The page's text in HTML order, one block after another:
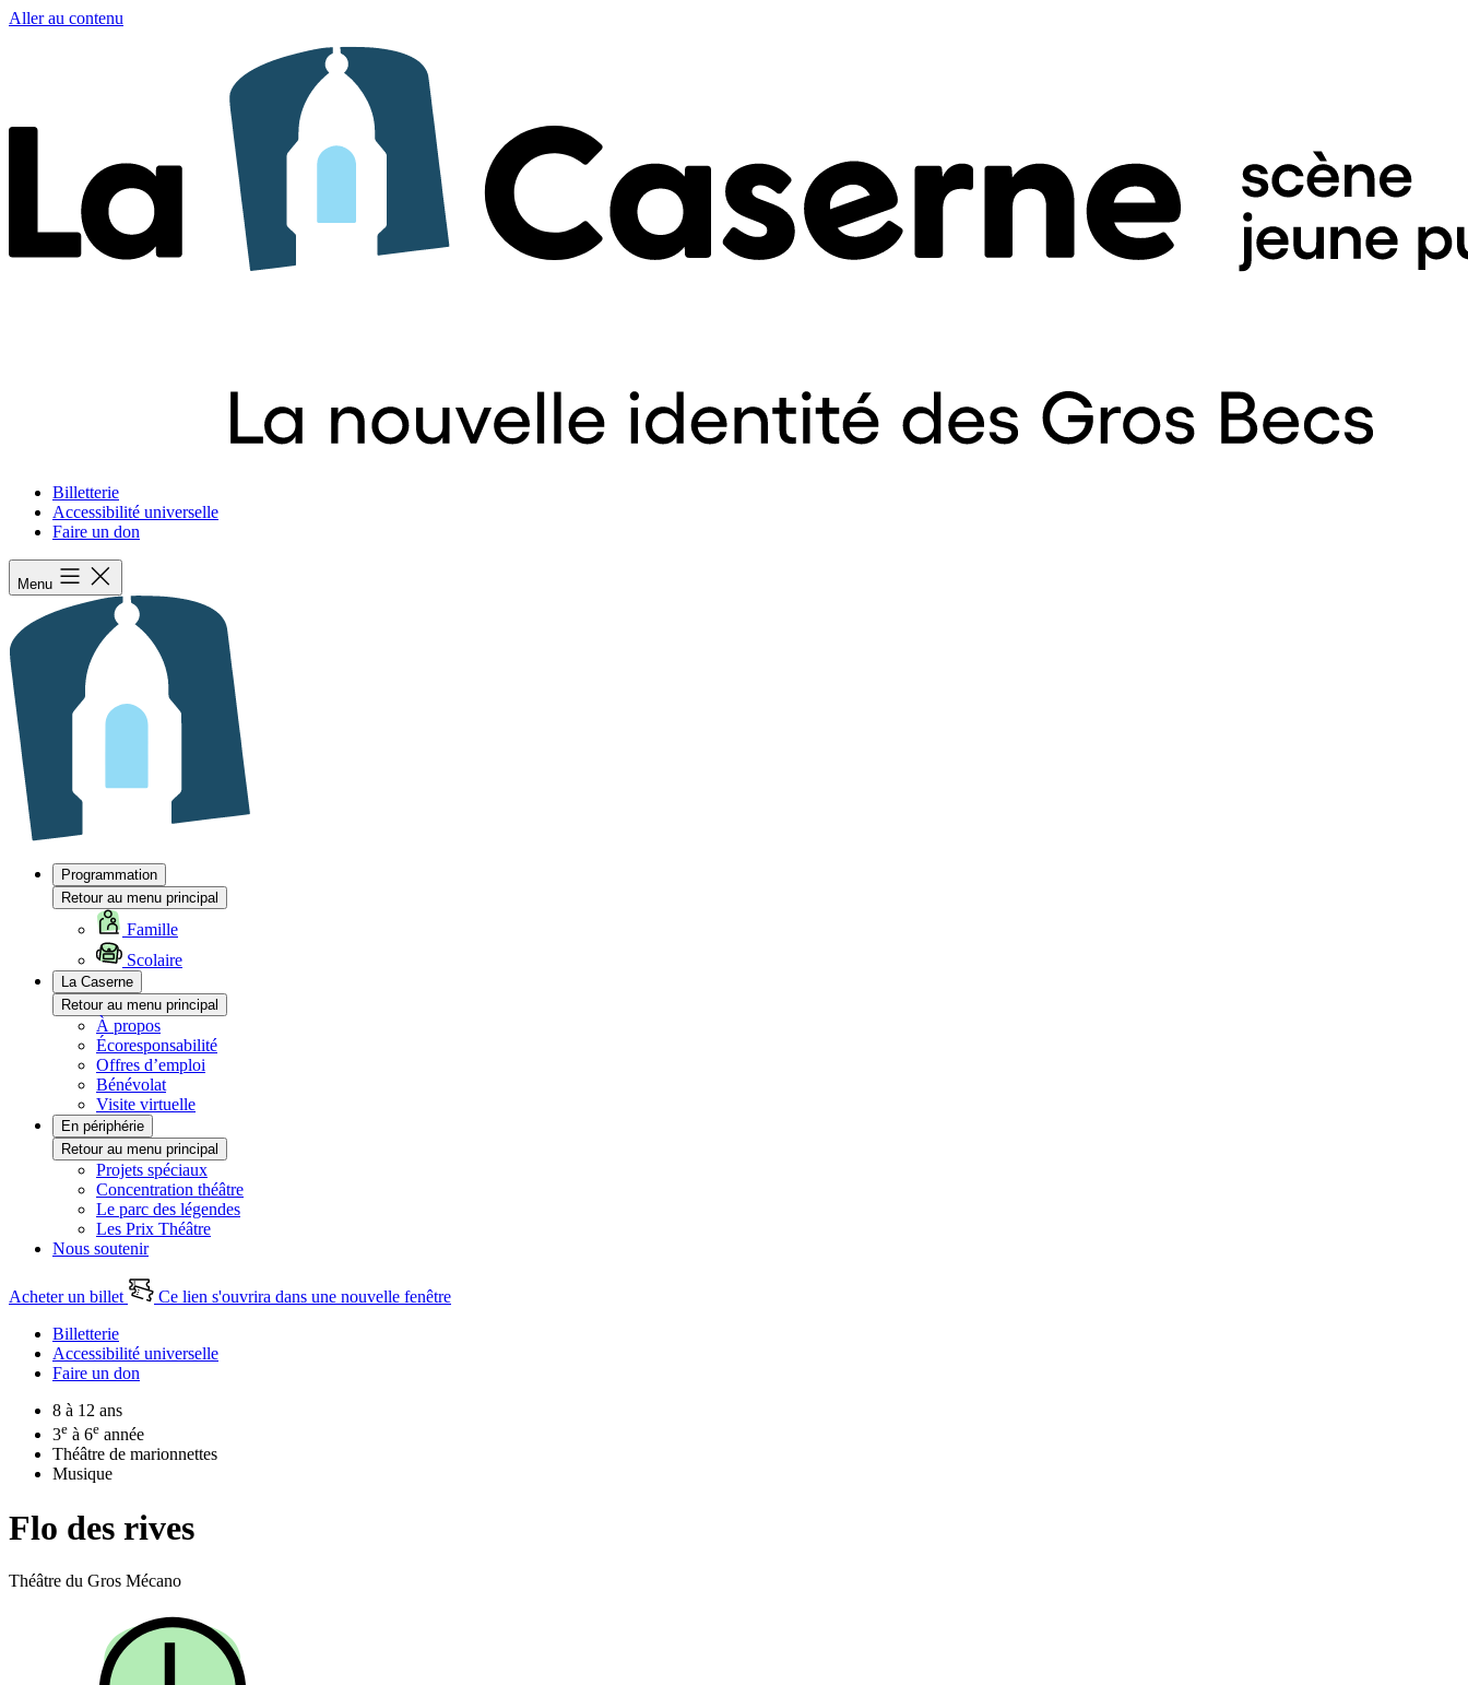
Aller au contenu
Billetterie
Accessibilité universelle
Faire un don
Menu
Programmation
Retour au menu principal
Famille
Scolaire
La Caserne
Retour au menu principal
À propos
Écoresponsabilité
Offres d’emploi
Bénévolat
Visite virtuelle
En périphérie
Retour au menu principal
Projets spéciaux
Concentration théâtre
Le parc des légendes
Les Prix Théâtre
Nous soutenir
Acheter un billet
Ce lien s'ouvrira dans une nouvelle fenêtre
Billetterie
Accessibilité universelle
Faire un don
8 à 12 ans
3e à 6e année
Théâtre de marionnettes
Musique
Flo des rives
Théâtre du Gros Mécano